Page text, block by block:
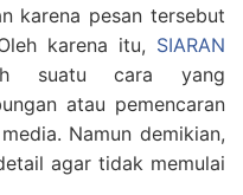
karena pesan tersebut
karena itu, SIARAN
suatu cara yang
atau pemencaran
Namun demikian,
agar tidak memulai